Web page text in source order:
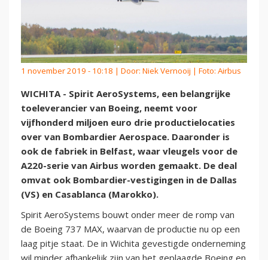
1 november 2019 - 10:18 | Door: Niek Vernooij | Foto: Airbus
WICHITA - Spirit AeroSystems, een belangrijke
toeleverancier van Boeing, neemt voor
vijfhonderd miljoen euro drie productielocaties
over van Bombardier Aerospace. Daaronder is
ook de fabriek in Belfast, waar vleugels voor de
A220-serie van Airbus worden gemaakt. De deal
omvat ook Bombardier-vestigingen in de Dallas
(VS) en Casablanca (Marokko).
Spirit AeroSystems bouwt onder meer de romp van
de Boeing 737 MAX, waarvan de productie nu op een
laag pitje staat. De in Wichita gevestigde onderneming